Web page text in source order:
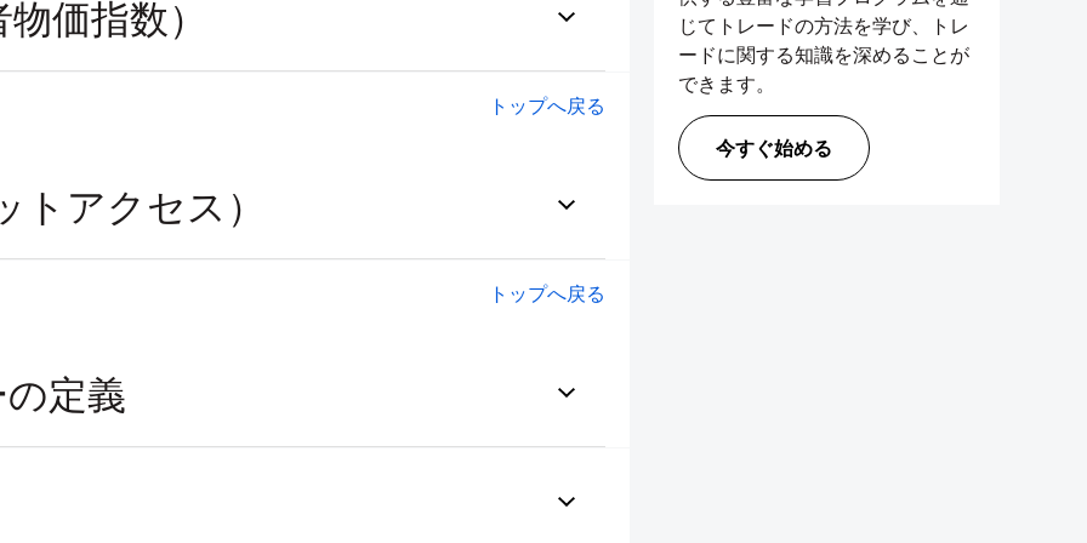
トップへ戻る
トップへ戻る
じてトレードの方法を学び、トレ
ードに関する知識を深めることが
できます。
今すぐ始める